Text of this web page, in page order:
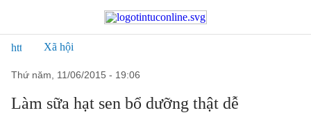
Xã hội
thứ năm, 11/06/2015 - 19:06
Làm sữa hạt sen bổ dưỡng thật dễ